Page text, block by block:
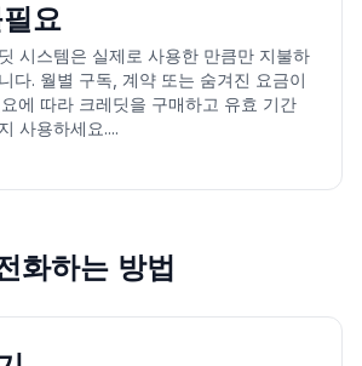
요
시스템은 실제로 사용한 만큼만 지불하
다. 월별 구독, 계약 또는 숨겨진 요금이
에 따라 크레딧을 구매하고 유효 기간
사용하세요....
화하는 방법